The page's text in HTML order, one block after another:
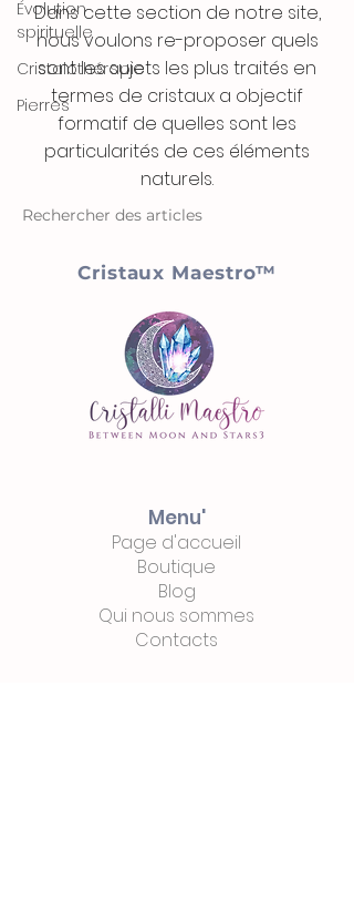
Évolution
spirituelle
Cristalothérapie
Pierres
Dans cette section de notre site,
nous voulons re-proposer quels
sont les sujets les plus traités en
termes de cristaux a objectif
formatif de quelles sont les
particularités de ces éléments
naturels.
Rechercher des articles
Cristaux Maestro™
Menu'
Page d'accueil
Boutique
Blog
Qui nous sommes
Contacts